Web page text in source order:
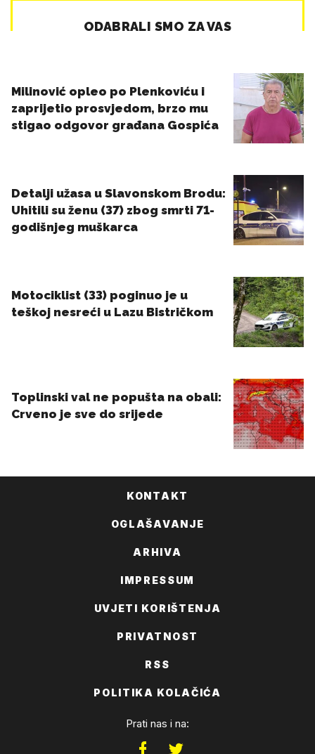
KONTAKT
OGLAŠAVANJE
ARHIVA
IMPRESSUM
UVJETI KORIŠTENJA
PRIVATNOST
RSS
POLITIKA KOLAČIĆA
Prati nas i na: